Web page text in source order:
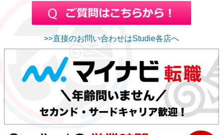
>>直接のお問い合わせはStudie各店へ